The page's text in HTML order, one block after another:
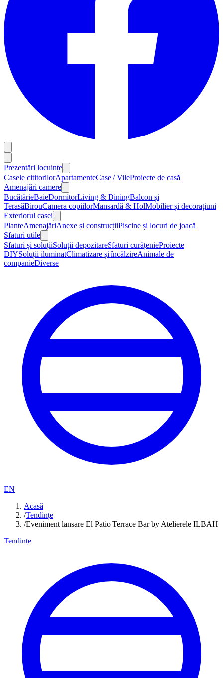
Prezentări locuințe
Casele cititorilorApartamenteCase / VileProiecte de casă
Amenajări camere
BucătărieBaieDormitorLiving & DiningBalcon și
TerasăBirouCamera copiilorMansardă & HolMobilier și decorațiuni
Exteriorul casei
PlanteAmenajăriAnexe și construcțiiPiscine și locuri de joacă
Sfaturi utile
Sfaturi și soluțiiSoluții depozitareSfaturi curățenieProiecte
DIYSoluții iluminatClimatizare și încălzireAnimale de
companieDiverse
EN
Acasă
/Tendințe
/Eveniment lansare El Patio Terrace Bar by Atelierele ILBAH
Tendințe